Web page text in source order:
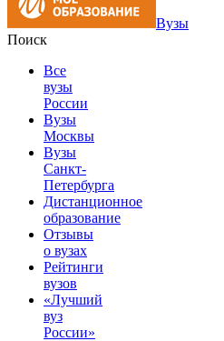
Вузы
Поиск
Все
вузы
России
Вузы
Москвы
Вузы
Санкт-
Петербурга
Дистанционное
образование
Отзывы
о вузах
Рейтинги
вузов
«Лучший
вуз
России»